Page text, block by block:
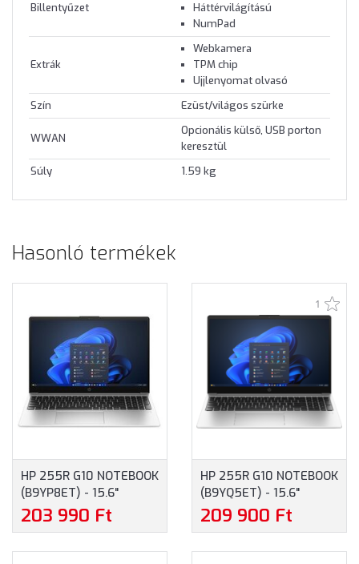
Billentyűzet
Háttérvilágítású
NumPad
Extrák
Webkamera
TPM chip
Ujjlenyomat olvasó
Szín
Ezüst/világos szürke
WWAN
Opcionális külső, USB porton
keresztül
Súly
1.59 kg
Hasonló termékek
HP 255R G10 NOTEBOOK
(B9YP8ET) - 15.6"
FULLHD, AMD RYZEN 3-
7335U, 8GB RAM, 512GB
203 990 Ft
1
HP 255R G10 NOTEBOOK
(B9YQ5ET) - 15.6"
FULLHD, AMD RYZEN 5-
7535U, 16GB RAM,
209 900 Ft